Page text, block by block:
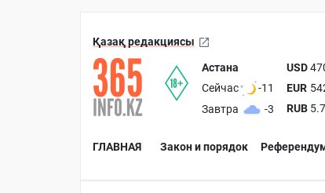
Қазақ редакциясы
Астана
Сейчас
-11
Завтра
-3
USD
EUR
RUB
ГЛАВНАЯ Закон и порядок